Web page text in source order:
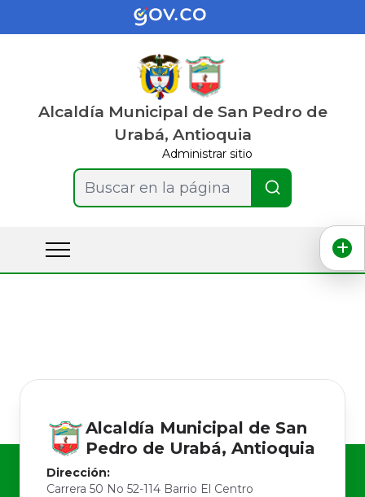
Alcaldía Municipal de San Pedro de
Urabá, Antioquia
Administrar sitio
Buscar en la página
Alcaldía Municipal de San
Pedro de Urabá, Antioquia
Dirección:
Carrera 50 No 52-114 Barrio El Centro